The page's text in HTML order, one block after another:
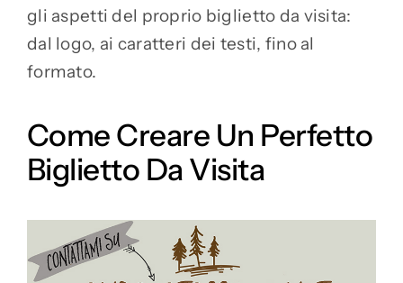
gli aspetti del proprio biglietto da visita:
dal logo, ai caratteri dei testi, fino al
formato.
Come Creare Un Perfetto
Biglietto Da Visita